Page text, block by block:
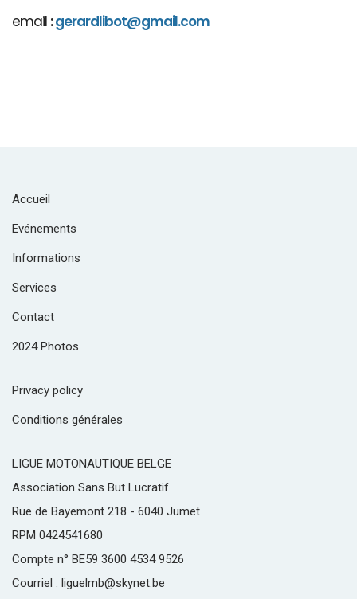
email :gerardlibot@gmail.com
Accueil
Evénements
Informations
Services
Contact
2024 Photos
Privacy policy
Conditions générales
LIGUE MOTONAUTIQUE BELGE
Association Sans But Lucratif
Rue de Bayemont 218 - 6040 Jumet
RPM 0424541680
Compte n° BE59 3600 4534 9526
Courriel : liguelmb@skynet.be